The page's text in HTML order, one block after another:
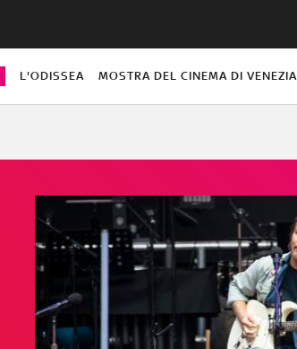
L'ODISSEA MOSTRA DEL CINEMA DI VENEZIA